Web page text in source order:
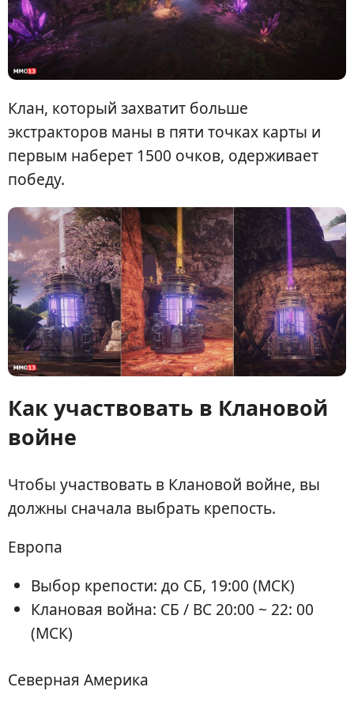
Клан, который захватит больше
экстракторов маны в пяти точках карты и
первым наберет 1500 очков, одерживает
победу.
Как участвовать в Клановой
войне
Чтобы участвовать в Клановой войне, вы
должны сначала выбрать крепость.
Европа
Выбор крепости: до СБ, 19:00 (МСК)
Клановая война: СБ / ВС 20:00 ~ 22: 00
(МСК)
Северная Америка